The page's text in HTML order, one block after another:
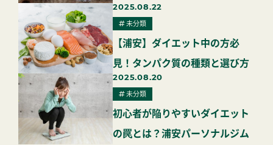
2025.08.22
未分類
【浦安】ダイエット中の方必
見！タンパク質の種類と選び方
2025.08.20
未分類
初心者が陥りやすいダイエット
の罠とは？浦安パーソナルジム